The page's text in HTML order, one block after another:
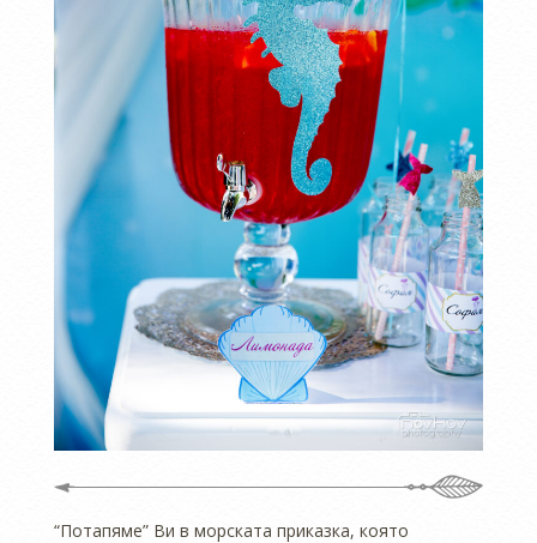
“Потапяме” Ви в морската приказка, която